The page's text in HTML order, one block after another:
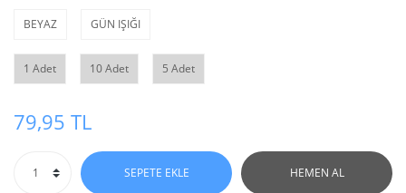
BEYAZ GÜN IŞIĞI
1 Adet 10 Adet 5 Adet
79,95 TL
SEPETE EKLE HEMEN AL